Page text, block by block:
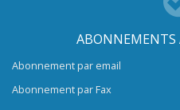
ABONNEMENTS
Abonnement par email
Abonnement par Fax